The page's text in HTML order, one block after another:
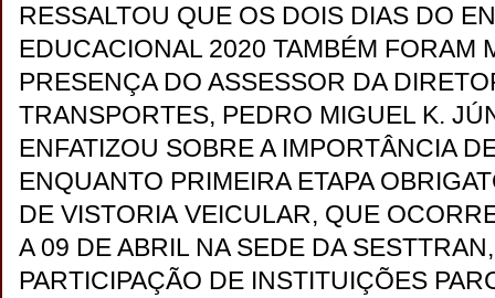
RESSALTOU QUE OS DOIS DIAS DO
EDUCACIONAL 2020 TAMBÉM FORAM
PRESENÇA DO ASSESSOR DA
TRANSPORTES, PEDRO MIGUEL K.
ENFATIZOU SOBRE A IMPORTÂNCIA
ENQUANTO PRIMEIRA ETAPA
DE VISTORIA VEICULAR, QUE
A 09 DE ABRIL NA SEDE DA
PARTICIPAÇÃO DE INSTITUIÇÕES